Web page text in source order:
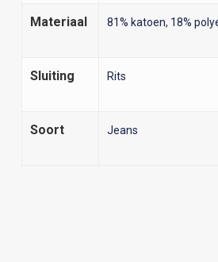
Materiaal 81% katoen, 18%
Sluiting Rits
Soort Jeans